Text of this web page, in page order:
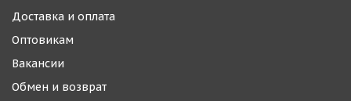
Доставка и оплата
Оптовикам
Вакансии
Обмен и возврат